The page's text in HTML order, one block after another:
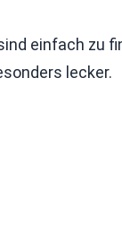
einfach zu
lecker.